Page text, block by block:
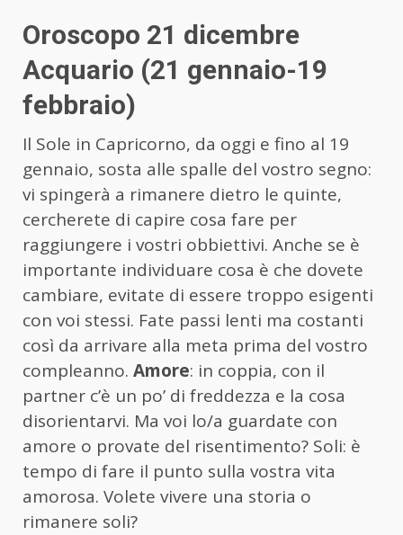
Oroscopo 21 dicembre
Acquario (21 gennaio-19
febbraio)
Il Sole in Capricorno, da oggi e fino al 19
gennaio, sosta alle spalle del vostro segno:
vi spingerà a rimanere dietro le quinte,
cercherete di capire cosa fare per
raggiungere i vostri obbiettivi. Anche se è
importante individuare cosa è che dovete
cambiare, evitate di essere troppo esigenti
con voi stessi. Fate passi lenti ma costanti
così da arrivare alla meta prima del vostro
compleanno. Amore: in coppia, con il
partner c’è un po’ di freddezza e la cosa
disorientarvi. Ma voi lo/a guardate con
amore o provate del risentimento? Soli: è
tempo di fare il punto sulla vostra vita
amorosa. Volete vivere una storia o
rimanere soli?